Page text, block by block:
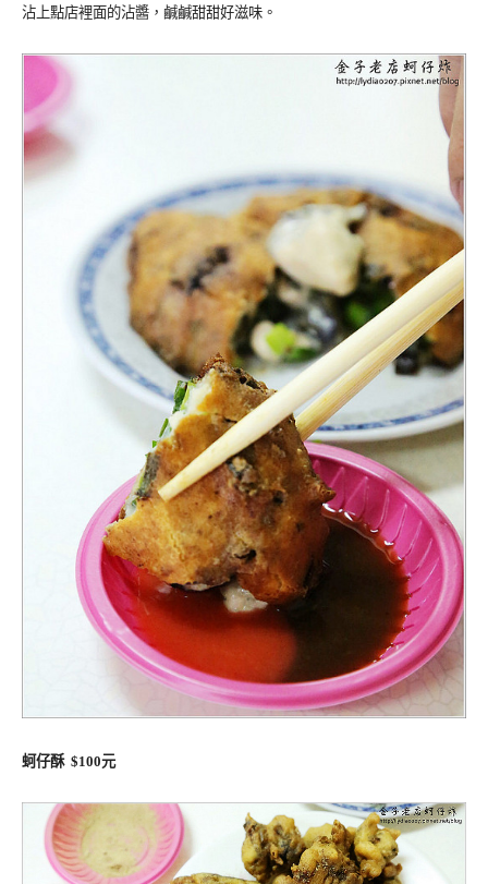
沾上點店裡面的沾醬，鹹鹹甜甜好滋味。
蚵仔酥 $100元